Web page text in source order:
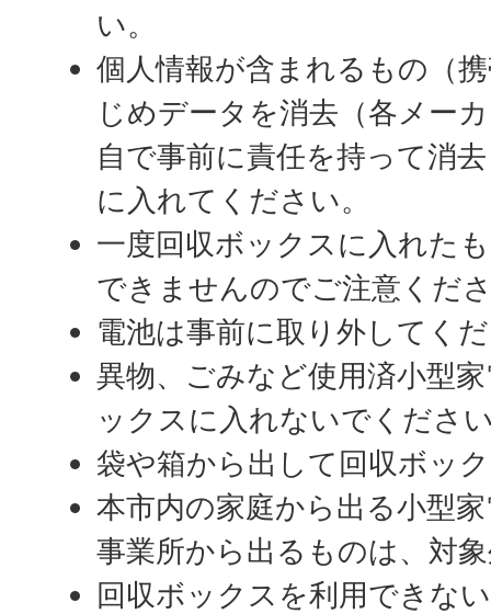
い。
個人情報が含まれるもの（
じめデータを消去（各メー
自で事前に責任を持って消
に入れてください。
一度回収ボックスに入れた
できませんのでご注意くだ
電池は事前に取り外してく
異物、ごみなど使用済小型
ックスに入れないでくださ
袋や箱から出して回収ボッ
本市内の家庭から出る小型
事業所から出るものは、対
回収ボックスを利用できな